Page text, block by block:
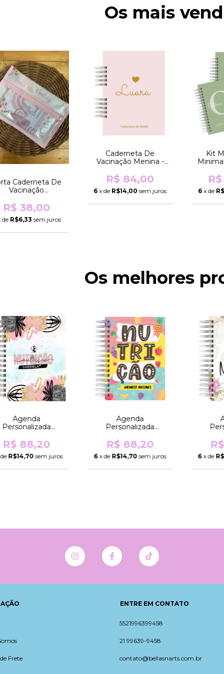
Os mais
Caderneta De
Vacinação
Mesmo Tema Da
Caderneta/K...
R$ 38,00
R$6,33 sem juros
Caderneta De
Vacinação Menina -
Rosa (Brilho
Holográfico)
R$ 84,00
6 x de R$14,00 sem juros
Kit
6 x de
Os melhores
Agenda
Personalizada
Abstratas (1 dia
por página, Sem
horário, Brilho
Comum)
R$ 88,20
R$14,70 sem juros
Agenda
Personalizada
Frutas (1 dia por
página, Sem hora,
Brilho Holográfico)
R$ 88,20
6x de R$14,70 sem juros 6x de
Frete
ENTRE EM CONTATO
5521996399458
21 99639-9458
contato@bellasnarts.com.br